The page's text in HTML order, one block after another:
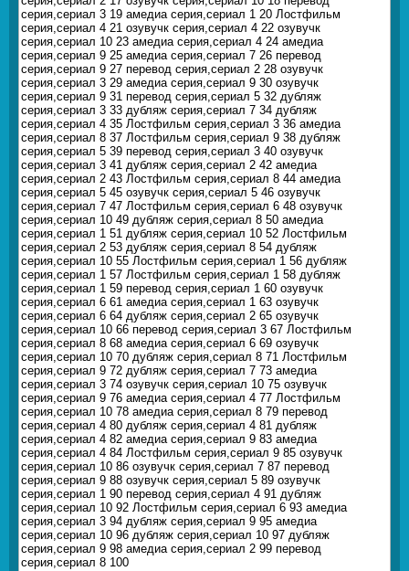
серия,сериал 3 19 амедиа серия,сериал 1 20 Лостфильм
серия,сериал 4 21 озувучк серия,сериал 4 22 озувучк
серия,сериал 10 23 амедиа серия,сериал 4 24 амедиа
серия,сериал 9 25 амедиа серия,сериал 7 26 перевод
серия,сериал 9 27 перевод серия,сериал 2 28 озувучк
серия,сериал 3 29 амедиа серия,сериал 9 30 озувучк
серия,сериал 9 31 перевод серия,сериал 5 32 дубляж
серия,сериал 3 33 дубляж серия,сериал 7 34 дубляж
серия,сериал 4 35 Лостфильм серия,сериал 3 36 амедиа
серия,сериал 8 37 Лостфильм серия,сериал 9 38 дубляж
серия,сериал 5 39 перевод серия,сериал 3 40 озувучк
серия,сериал 3 41 дубляж серия,сериал 2 42 амедиа
серия,сериал 2 43 Лостфильм серия,сериал 8 44 амедиа
серия,сериал 5 45 озувучк серия,сериал 5 46 озувучк
серия,сериал 7 47 Лостфильм серия,сериал 6 48 озувучк
серия,сериал 10 49 дубляж серия,сериал 8 50 амедиа
серия,сериал 1 51 дубляж серия,сериал 10 52 Лостфильм
серия,сериал 2 53 дубляж серия,сериал 8 54 дубляж
серия,сериал 10 55 Лостфильм серия,сериал 1 56 дубляж
серия,сериал 1 57 Лостфильм серия,сериал 1 58 дубляж
серия,сериал 1 59 перевод серия,сериал 1 60 озувучк
серия,сериал 6 61 амедиа серия,сериал 1 63 озувучк
серия,сериал 6 64 дубляж серия,сериал 2 65 озувучк
серия,сериал 10 66 перевод серия,сериал 3 67 Лостфильм
серия,сериал 8 68 амедиа серия,сериал 6 69 озувучк
серия,сериал 10 70 дубляж серия,сериал 8 71 Лостфильм
серия,сериал 9 72 дубляж серия,сериал 7 73 амедиа
серия,сериал 3 74 озувучк серия,сериал 10 75 озувучк
серия,сериал 9 76 амедиа серия,сериал 4 77 Лостфильм
серия,сериал 10 78 амедиа серия,сериал 8 79 перевод
серия,сериал 4 80 дубляж серия,сериал 4 81 дубляж
серия,сериал 4 82 амедиа серия,сериал 9 83 амедиа
серия,сериал 4 84 Лостфильм серия,сериал 9 85 озувучк
серия,сериал 10 86 озувучк серия,сериал 7 87 перевод
серия,сериал 9 88 озувучк серия,сериал 5 89 озувучк
серия,сериал 1 90 перевод серия,сериал 4 91 дубляж
серия,сериал 10 92 Лостфильм серия,сериал 6 93 амедиа
серия,сериал 3 94 дубляж серия,сериал 9 95 амедиа
серия,сериал 10 96 дубляж серия,сериал 10 97 дубляж
серия,сериал 9 98 амедиа серия,сериал 2 99 перевод
серия,сериал 8 100